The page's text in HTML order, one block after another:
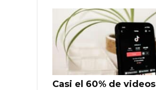
Casi el 60% de videos